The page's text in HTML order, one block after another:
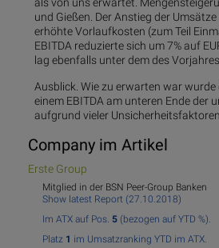
und Gießen. Der Anstieg der
erhöhte Vorlaufkosten (zum Teil
EBITDA reduzierte sich um 7% auf
lag ebenfalls unter dem des
Ausblick. Wie zu erwarten war
einem EBITDA am unteren Ende der
aufgrund vieler
Company im Artikel
Erste Group
Mitglied in der BSN Peer-Group Banken
Show latest Report (27.10.2018)
Im ATX auf Pos. 5 (bezogen auf YTD %).
Platz 1 im Umsatzranking YTD im ATX.